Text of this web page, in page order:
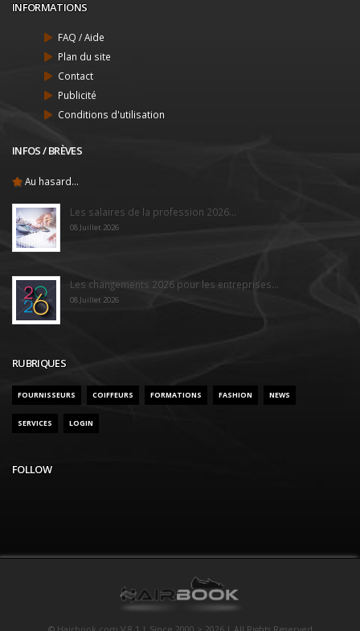
INFORMATIONS
FAQ / Aide
Plan du site
Contact
Publicité
Conditions d'utilisation
INFOS / BRÈVES
Au hasard...
Les salaires de la profession 2026...
08 Juillet 2026
Les changements 2026 pour les entreprises...
08 Juillet 2026
RUBRIQUES
FOURNISSEURS COIFFEURS FORMATIONS FASHION NEWS
SERVICES LOGIN
FOLLOW